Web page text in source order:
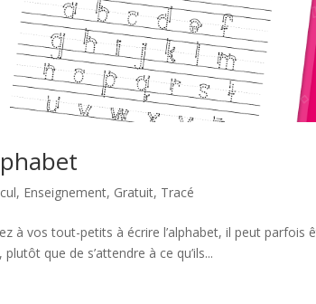
, Enseignement, Gratuit, Tracé
à vos tout-petits à écrire l’alphabet, il peut parfois
que de s’attendre à ce qu’ils...